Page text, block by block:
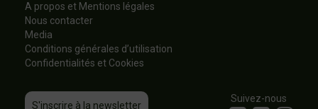
A propos et Mentions légales
Nous contacter
Media
Conditions générales d’utilisation
Confidentialités et Cookies
S'inscrire à la newsletter
Suivez-nous